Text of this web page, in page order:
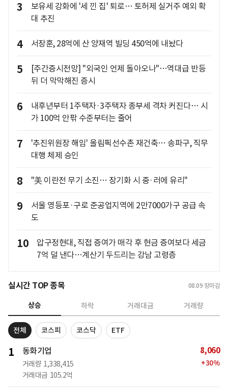
3
보유세 강화에 '세 낀 집' 퇴로… 토허제 실거주 예외 확
대 추진
4 서장훈, 28억에 산 양재역 빌딩 450억에 내놨다
5
[주간증시전망] "외국인 언제 돌아오나"…역대급 반등
뒤 더 막막해진 증시
6
내후년부터 1주택자·3주택자 종부세 격차 커진다… 시
가 100억 안팎 수준부터는 줄어
7
'추진위원장 해임' 올림픽선수촌 재건축… 송파구, 직무
대행 체제 승인
8 "美 이란전 무기 소진… 장기화 시 중·러에 유리"
9
서울 영등포·구로 준공업지역에 2만7000가구 공급 속
도
10
압구정현대, 직접 증여가 매각 후 현금 증여보다 세금
7억 덜 낸다…계산기 두드리는 강남 고령층
실시간 TOP 종목 08.09 장마감
상승 하락 거래대금 거래량
전체 코스피 코스닥 ETF
1 동화기업
거래량 1,338,415
거래대금 105.2억
8,060
+30%